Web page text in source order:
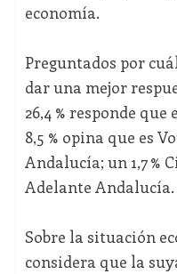
economía.
Preguntados por
dar una mejor
26,4 % responde que
8,5 % opina que es
Andalucía; un 1,7 %
Adelante Andalucía.
Sobre la situación
considera que la